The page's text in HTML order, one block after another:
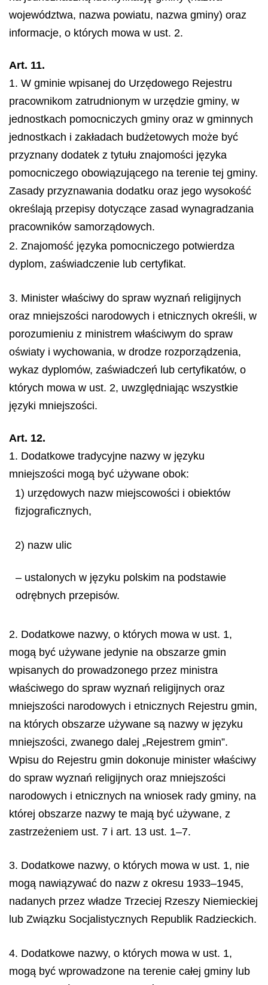
województwa, nazwa powiatu, nazwa gminy) oraz
informacje, o których mowa w ust. 2.
Art. 11.
1. W gminie wpisanej do Urzędowego Rejestru
pracownikom zatrudnionym w urzędzie gminy, w
jednostkach pomocniczych gminy oraz w gminnych
jednostkach i zakładach budżetowych może być
przyznany dodatek z tytułu znajomości języka
pomocniczego obowiązującego na terenie tej gminy.
Zasady przyznawania dodatku oraz jego wysokość
określają przepisy dotyczące zasad wynagradzania
pracowników samorządowych.
2. Znajomość języka pomocniczego potwierdza
dyplom, zaświadczenie lub certyfikat.
3. Minister właściwy do spraw wyznań religijnych
oraz mniejszości narodowych i etnicznych określi, w
porozumieniu z ministrem właściwym do spraw
oświaty i wychowania, w drodze rozporządzenia,
wykaz dyplomów, zaświadczeń lub certyfikatów, o
których mowa w ust. 2, uwzględniając wszystkie
języki mniejszości.
Art. 12.
1. Dodatkowe tradycyjne nazwy w języku
mniejszości mogą być używane obok:
1) urzędowych nazw miejscowości i obiektów
fizjograficznych,
2) nazw ulic
– ustalonych w języku polskim na podstawie
odrębnych przepisów.
2. Dodatkowe nazwy, o których mowa w ust. 1,
mogą być używane jedynie na obszarze gmin
wpisanych do prowadzonego przez ministra
właściwego do spraw wyznań religijnych oraz
mniejszości narodowych i etnicznych Rejestru gmin,
na których obszarze używane są nazwy w języku
mniejszości, zwanego dalej „Rejestrem gmin”.
Wpisu do Rejestru gmin dokonuje minister właściwy
do spraw wyznań religijnych oraz mniejszości
narodowych i etnicznych na wniosek rady gminy, na
której obszarze nazwy te mają być używane, z
zastrzeżeniem ust. 7 i art. 13 ust. 1–7.
3. Dodatkowe nazwy, o których mowa w ust. 1, nie
mogą nawiązywać do nazw z okresu 1933–1945,
nadanych przez władze Trzeciej Rzeszy Niemieckiej
lub Związku Socjalistycznych Republik Radzieckich.
4. Dodatkowe nazwy, o których mowa w ust. 1,
mogą być wprowadzone na terenie całej gminy lub